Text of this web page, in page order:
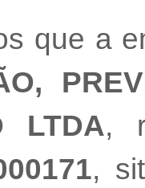
que a
LTDA,
,